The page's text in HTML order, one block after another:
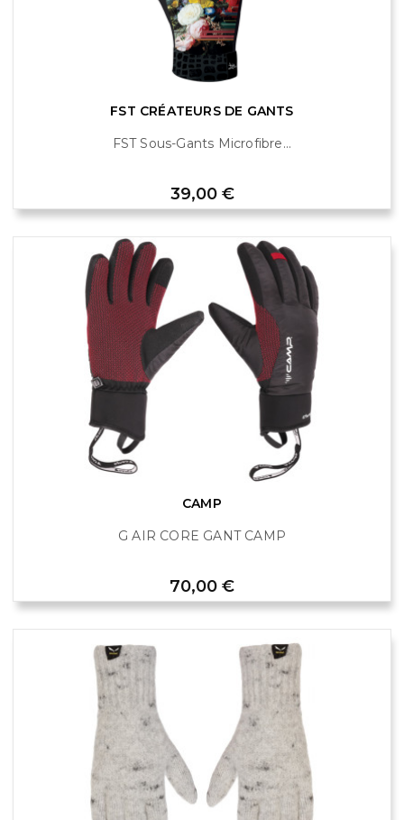
FST CRÉATEURS DE GANTS
FST Sous-Gants Microfibre...
Prix
39,00 €
CAMP
G AIR CORE GANT CAMP
Prix
70,00 €